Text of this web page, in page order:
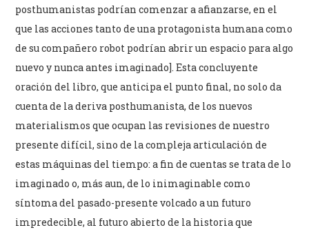
posthumanistas podrían comenzar a afianzarse, en el
que las acciones tanto de una protagonista humana como
de su compañero robot podrían abrir un espacio para algo
nuevo y nunca antes imaginado]. Esta concluyente
oración del libro, que anticipa el punto final, no solo da
cuenta de la deriva posthumanista, de los nuevos
materialismos que ocupan las revisiones de nuestro
presente difícil, sino de la compleja articulación de
estas máquinas del tiempo: a fin de cuentas se trata de lo
imaginado o, más aun, de lo inimaginable como
síntoma del pasado-presente volcado a un futuro
impredecible, al futuro abierto de la historia que